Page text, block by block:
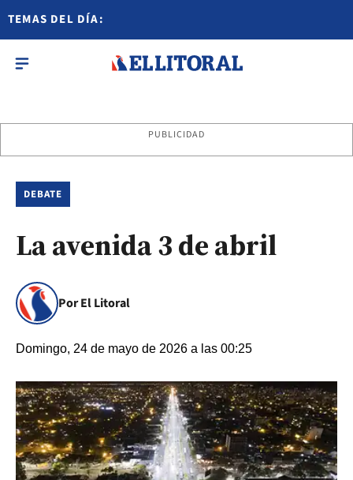
TEMAS DEL DÍA:
PUBLICIDAD
DEBATE
La avenida 3 de abril
Por El Litoral
Domingo, 24 de mayo de 2026 a las 00:25